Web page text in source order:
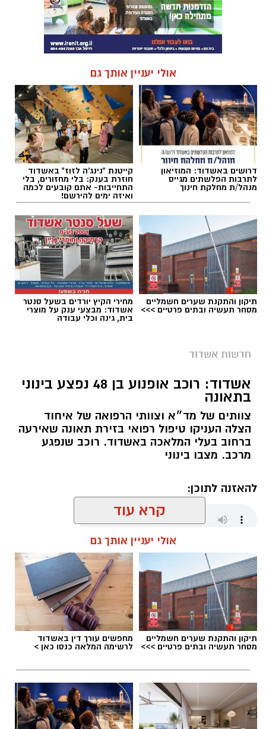
אולי יעניין אותך גם
דרושים באשדוד: המוזיאון
לתרבות הפלשתים מגייס
מנהל/ת מחלקת חינוך
קייטנת "נינג'ה לזוז" באשדוד
חוזרת בענק: בלי מחזורים, בלי
התחייבות- אתם קובעים לכמה
ואיזה ימים להירשם!
תיקון והתקנת שערים חשמליים
מסחר תעשיה ובתים פרטיים >>>
מחירי הקיץ יורדים בשעל סנטר
אשדוד: מבצעי ענק על מוצרי
בית, גינה וכלי עבודה
חדשות אשדוד
אשדוד: רוכב אופנוע בן 48 נפצע בינוני
בתאונה
צוותים של מד״א וצוותי הרפואה של איחוד
הצלה העניקו טיפול רפואי בזירת תאונה שאירעה
ברחוב בעלי המלאכה באשדוד. רוכב שנפגע
מרכב. מצבו בינוני
להאזנה לתוכן:
עופר אשטוקר / 21:24 06.08.26
תגים:תאונת דרכים באשדוד
קרא עוד
אולי יעניין אותך גם
תיקון והתקנת שערים חשמליים
מסחר תעשיה ובתים פרטיים >>>
מחפשים עורך דין באשדוד
לרשימה המלאה כנסו כאן >